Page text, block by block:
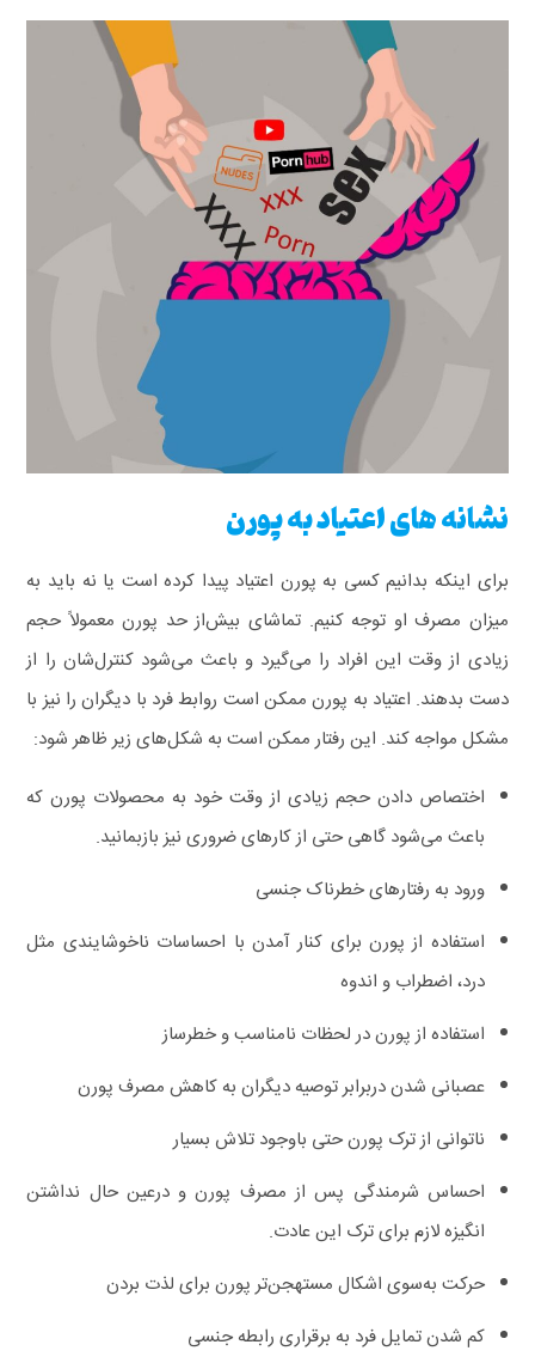
نشانه های اعتیاد به پورن
برای اینکه بدانیم کسی به پورن اعتیاد پیدا کرده است یا نه باید به
میزان مصرف او توجه کنیم. تماشای بیش‌از حد پورن معمولاً حجم
زیادی از وقت این افراد را می‌گیرد و باعث می‌شود کنترل‌شان را از
دست بدهند. اعتیاد به پورن ممکن است روابط فرد با دیگران را نیز با
مشکل مواجه کند. این رفتار ممکن است به شکل‌های زیر ظاهر شود:
اختصاص دادن حجم زیادی از وقت خود به محصولات پورن که
باعث می‌شود گاهی حتی از کارهای ضروری نیز بازبمانید.
ورود به رفتارهای خطرناک جنسی
استفاده از پورن برای کنار آمدن با احساسات ناخوشایندی مثل
درد، اضطراب و اندوه
استفاده از پورن در لحظات نامناسب و خطرساز
عصبانی شدن دربرابر توصیه دیگران به کاهش مصرف پورن
ناتوانی از ترک پورن حتی باوجود تلاش بسیار
احساس شرمندگی پس از مصرف پورن و درعین حال نداشتن
انگیزه لازم برای ترک این عادت.
حرکت به‌سوی اشکال مستهجن‌تر پورن برای لذت بردن
کم شدن تمایل فرد به برقراری رابطه جنسی